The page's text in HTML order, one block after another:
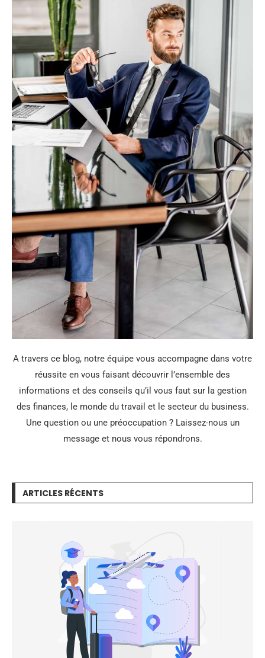
A travers ce blog, notre équipe vous accompagne dans votre
réussite en vous faisant découvrir l’ensemble des
informations et des conseils qu’il vous faut sur la gestion
des finances, le monde du travail et le secteur du business.
Une question ou une préoccupation ? Laissez-nous un
message et nous vous répondrons.
ARTICLES RÉCENTS